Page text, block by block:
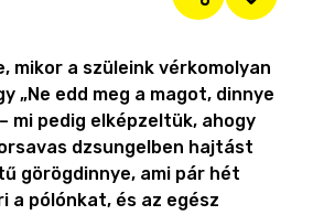
mikor a szüleink vérkomolyan
„Ne edd meg a magot, dinnye
mi pedig elképzeltük, ahogy
dzsungelben hajtást
görögdinnye, ami pár hét
a pólónkat, és az egész